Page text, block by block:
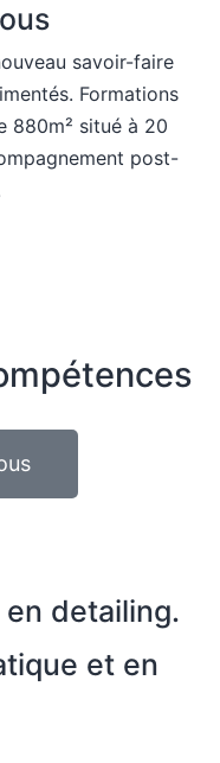
savoir-faire
Formations
880m² situé à 20
post-
detailing.
et en